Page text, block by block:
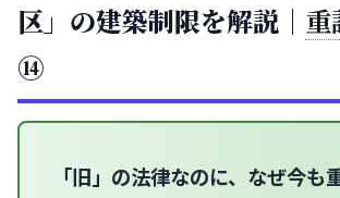
区」の建築制限を解説｜ 重
⑭
「旧」の法律なのに、なぜ今も